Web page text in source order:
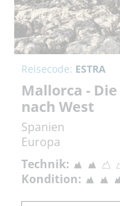
Reisecode: ESTRA
Mallorca -
nach West
Spanien
Europa
Technik:
Kondition: